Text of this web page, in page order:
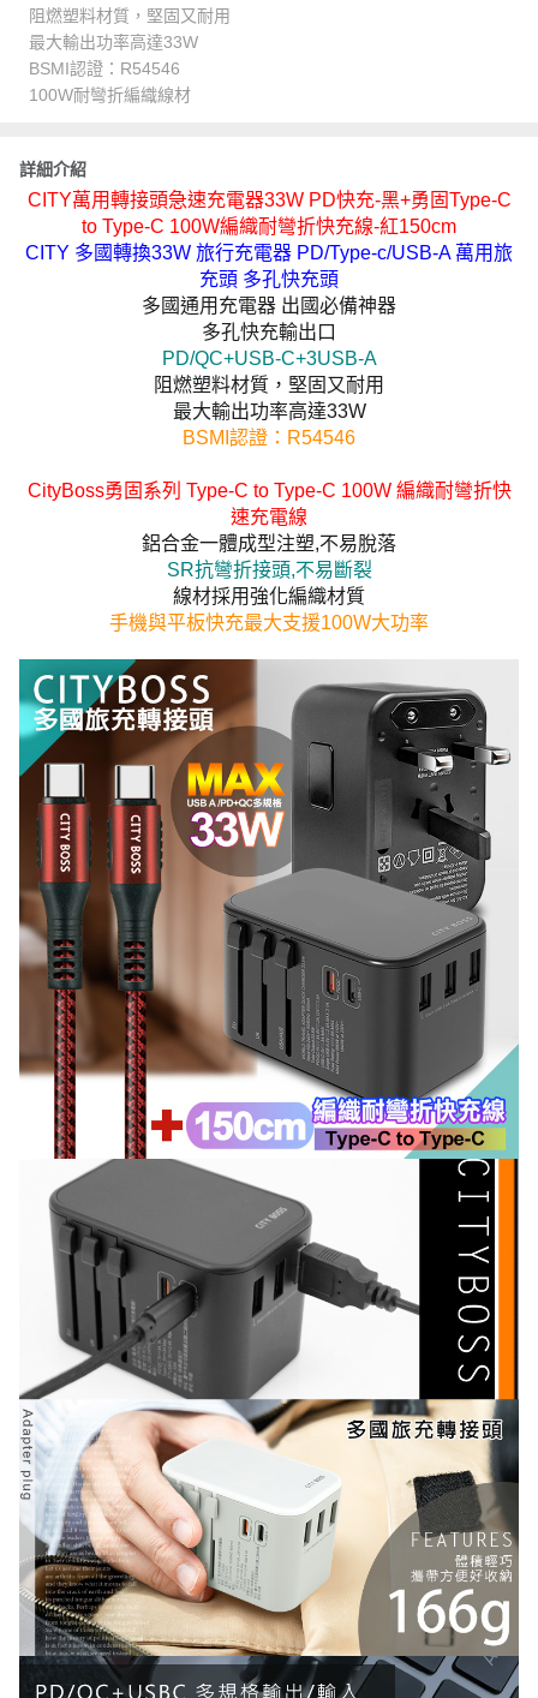
阻燃塑料材質，堅固又耐用
最大輸出功率高達33W
BSMI認證：R54546
100W耐彎折編織線材
詳細介紹
CITY萬用轉接頭急速充電器33W PD快充-黑+勇固Type-C
to Type-C 100W編織耐彎折快充線-紅150cm
CITY 多國轉換33W 旅行充電器 PD/Type-c/USB-A 萬用旅
充頭 多孔快充頭
多國通用充電器 出國必備神器
多孔快充輸出口
PD/QC+USB-C+3USB-A
阻燃塑料材質，堅固又耐用
最大輸出功率高達33W
BSMI認證：R54546
CityBoss勇固系列 Type-C to Type-C 100W 編織耐彎折快
速充電線
鋁合金一體成型注塑,不易脫落
SR抗彎折接頭,不易斷裂
線材採用強化編織材質
手機與平板快充最大支援100W大功率